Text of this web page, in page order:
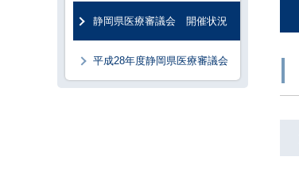
静岡県医療審議会 開催状況
平成28年度静岡県医療審議会